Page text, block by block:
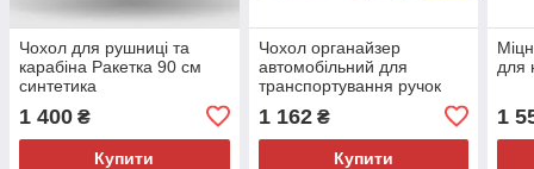
Чохол для рушниці та
карабіна Ракетка 90 см
синтетика
1 400 ₴
Купити
Чохол органайзер
автомобільний для
транспортування ручок
1 162₴
Купити
для
1